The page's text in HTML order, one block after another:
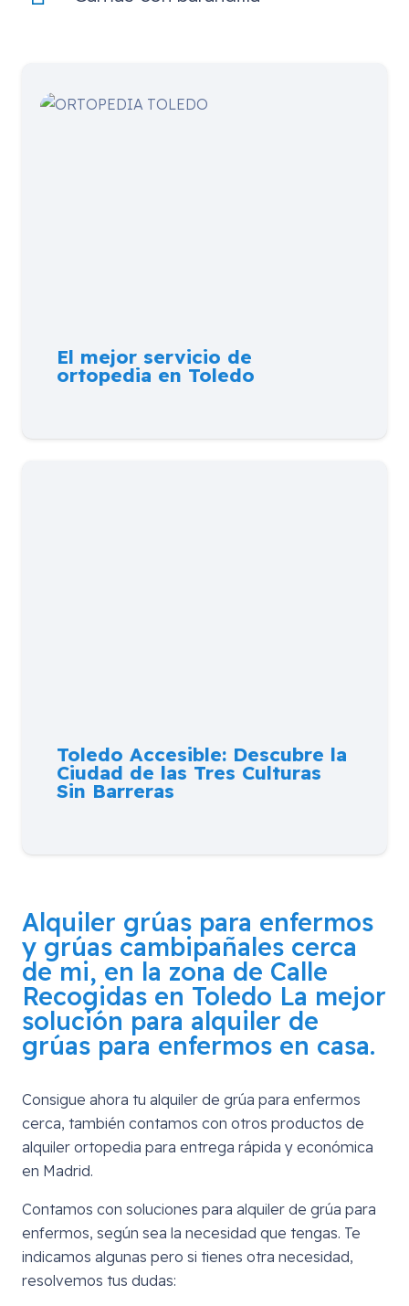
El mejor servicio de
ortopedia en Toledo
Toledo Accesible: Descubre la
Ciudad de las Tres Culturas
Sin Barreras
Alquiler grúas para enfermos
y grúas cambipañales cerca
de mi, en la zona de Calle
Recogidas en Toledo La mejor
solución para alquiler de
grúas para enfermos en casa.
Consigue ahora tu alquiler de grúa para enfermos
cerca, también contamos con otros productos de
alquiler ortopedia para entrega rápida y económica
en Madrid.
Contamos con soluciones para alquiler de grúa para
enfermos, según sea la necesidad que tengas. Te
indicamos algunas pero si tienes otra necesidad,
resolvemos tus dudas: